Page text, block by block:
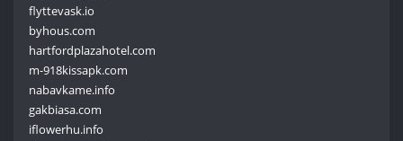
flyttevask.io
byhous.com
hartfordplazahotel.com
m-918kissapk.com
nabavkame.info
gakbiasa.com
iflowerhu.info